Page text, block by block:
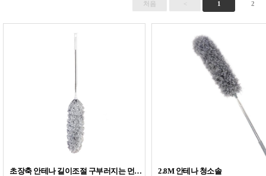
처음 < 1 2
초장축 안테나 길이조절 구부러지는 먼지털이
2.8M 안테나 청소솔